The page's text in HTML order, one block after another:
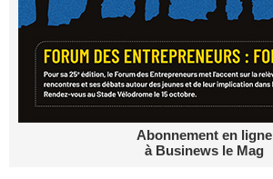
Abonnement en ligne
à Businews le Mag